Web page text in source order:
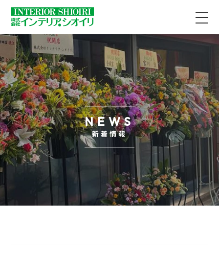
NEWS
新着情報